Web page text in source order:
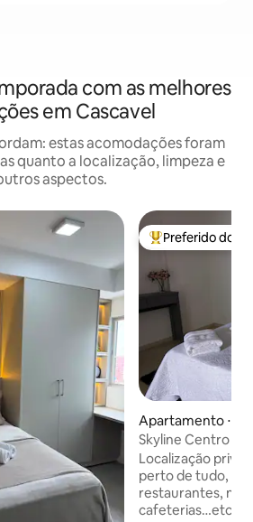
com as melhores
em Cascavel
estas acomodações foram
quanto a localização, limpeza e
aspectos.
Entre os
Preferido dos
Apartamento ⋅
Skyline Centro •
Coworking
Localização
perto de tudo,
restaurantes,
cafeterias…etc. Seu pet é bem-vindo. 🐶